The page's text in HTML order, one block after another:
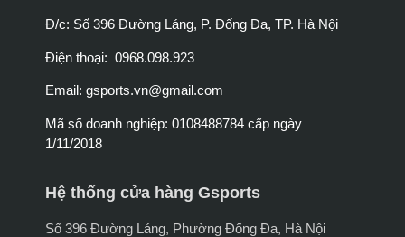
Đ/c: Số 396 Đường Láng, P. Đống Đa, TP. Hà Nội
Điện thoại: 0968.098.923
Email: gsports.vn@gmail.com
Mã số doanh nghiệp: 0108488784 cấp ngày
1/11/2018
Hệ thống cửa hàng Gsports
Số 396 Đường Láng, Phường Đống Đa, Hà Nội